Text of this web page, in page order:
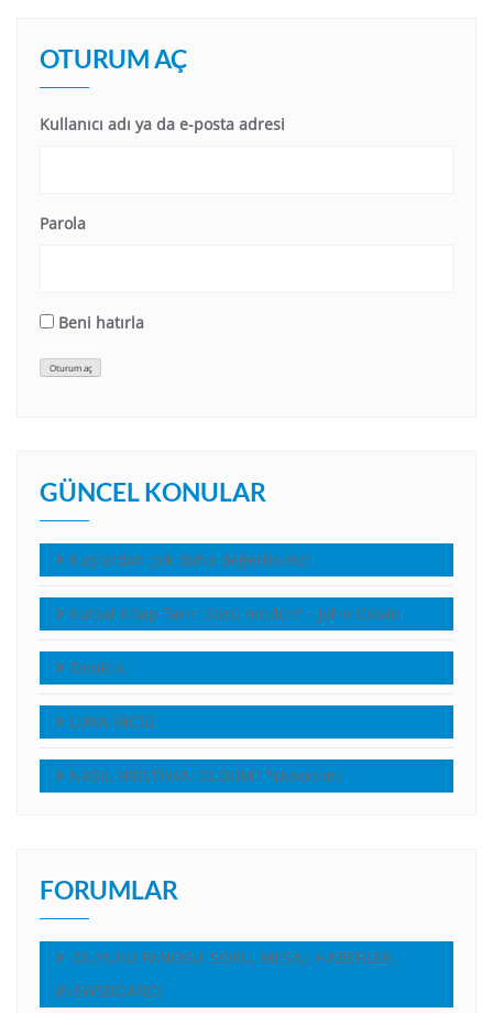
OTURUM AÇ
Kullanıcı adı ya da e-posta adresi
Parola
Beni hatırla
Oturum aç
GÜNCEL KONULAR
Kuşlardan çok daha değerlisiniz!
Kutsal Kitap Tanrı Sözü müdür? – John Calvin
Tanıklık
LUKA İNCİLİ
NASIL HRİSTİYAN OLDUM? *(Anonim)
FORUMLAR
DUYURU PANOSU, SORU, MESAJ, HABERLER,
(NEWSBOARD)